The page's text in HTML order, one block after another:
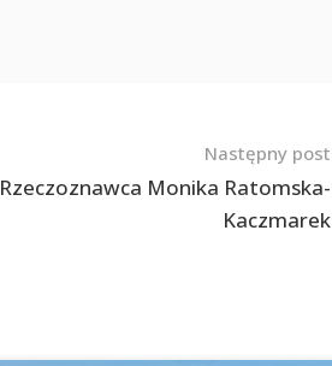
Następny post
Rzeczoznawca Monika Ratomska-
Kaczmarek